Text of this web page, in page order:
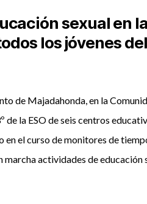
sexual en
los jóvenes del
de Majadahonda, en la
la ESO de seis centros
el curso de monitores de
actividades de educación